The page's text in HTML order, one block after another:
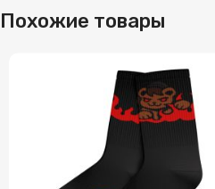
Похожие товары